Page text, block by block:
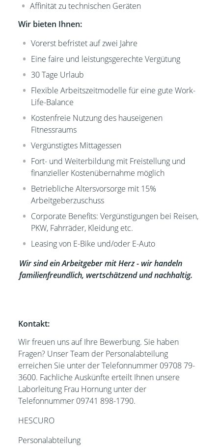
Affinität zu technischen Geräten
Wir bieten Ihnen:
Vorerst befristet auf zwei Jahre
Eine faire und leistungsgerechte Vergütung
30 Tage Urlaub
Flexible Arbeitszeitmodelle für eine gute Work-
Life-Balance
Kostenfreie Nutzung des hauseigenen
Fitnessraums
Vergünstigtes Mittagessen
Fort- und Weiterbildung mit Freistellung und
finanzieller Kostenübernahme möglich
Betriebliche Altersvorsorge mit 15%
Arbeitgeberzuschuss
Corporate Benefits: Vergünstigungen bei Reisen,
PKW, Fahrräder, Kleidung etc.
Leasing von E-Bike und/oder E-Auto
Wir sind ein Arbeitgeber mit Herz - wir handeln
familienfreundlich, wertschätzend und nachhaltig.
Kontakt:
Wir freuen uns auf Ihre Bewerbung. Sie haben
Fragen? Unser Team der Personalabteilung
erreichen Sie unter der Telefonnummer 09708 79-
3600. Fachliche Auskünfte erteilt Ihnen unsere
Laborleitung Frau Hornung unter der
Telefonnummer 09741 898-1790.
HESCURO
Personalabteilung